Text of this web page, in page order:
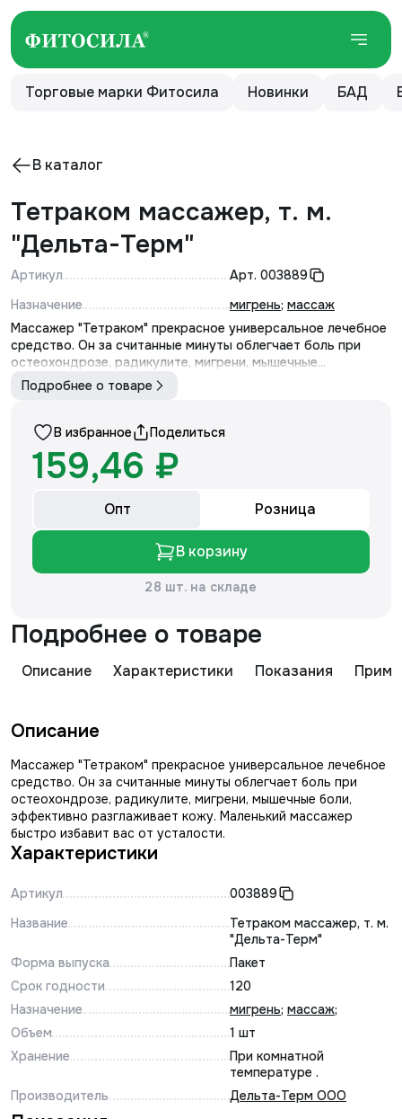
Торговые марки Фитосила Новинки БАД
В каталог
Тетраком массажер, т. м.
"Дельта-Терм"
Артикул Арт. 003889
Назначение
мигрень; массаж
Массажер "Тетраком" прекрасное универсальное лечебное
средство. Он за считанные минуты облегчает боль при
остеохондрозе, радикулите, мигрени, мышечные...
Подробнее о товаре
В избранное Поделиться
159,46 ₽
Опт Розница
В корзину
28 шт. на складе
Подробнее о товаре
Описание Характеристики Показания
Описание
Массажер "Тетраком" прекрасное универсальное лечебное
средство. Он за считанные минуты облегчает боль при
остеохондрозе, радикулите, мигрени, мышечные боли,
эффективно разглаживает кожу. Маленький массажер
быстро избавит вас от усталости.
Характеристики
Артикул
003889
Название
Тетраком массажер, т. м.
"Дельта-Терм"
Форма выпуска
Пакет
Срок годности
120
Назначение
мигрень; массаж;
Объем
1 шт
Хранение
При комнатной
температуре .
Производитель
Дельта-Терм ООО